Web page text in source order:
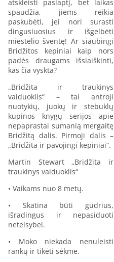
atskleisti paslaptį, bet laikas
spaudžia, jiems reikia
paskubėti, jei nori surasti
dingusiuosius ir išgelbėti
miestelio šventę! Ar siaubingi
Bridžitos kepiniai kaip nors
padės draugams išsiaiškinti,
kas čia vyskta?
„Bridžita ir traukinys
vaiduoklis“ – tai antroji
nuotykių, juokų ir stebuklų
kupinos knygų serijos apie
nepaprastai sumanią mergaitę
Bridžitą dalis. Pirmoji dalis –
„Bridžita ir pavojingi kepiniai“.
Martin Stewart „Bridžita ir
traukinys vaiduoklis“
• Vaikams nuo 8 metų.
• Skatina būti gudrius,
išradingus ir nepasiduoti
neteisybei.
• Moko niekada nenuleisti
rankų ir tikėti sėkme.